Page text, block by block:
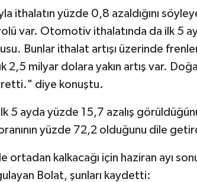
ithalatın yüzde 0,8 azaldığını
var. Otomotiv ithalatında da ilk 5
Bunlar ithalat artışı üzerinde
2,5 milyar dolara yakın artış var.
diye konuştu.
ilk 5 ayda yüzde 15,7 azalış
yüzde 72,2 olduğunu dile
ortadan kalkacağı için haziran ayı
Bolat, şunları kaydetti: